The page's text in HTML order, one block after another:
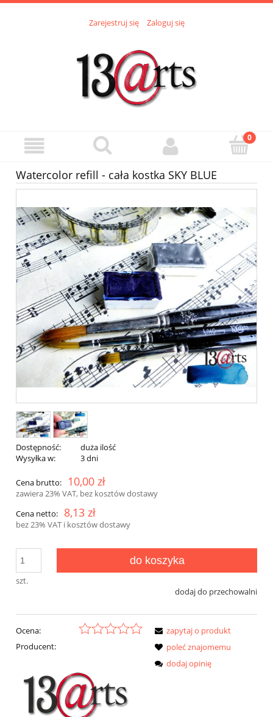
Zarejestruj się Zaloguj się
Watercolor refill - cała kostka SKY BLUE
Dostępność:
duża ilość
Wysyłka w:
3 dni
Cena brutto: 10,00 zł
zawiera 23% VAT, bez kosztów dostawy
Cena netto:
8,13 zł
bez 23% VAT i kosztów dostawy
szt.
do koszyka
dodaj do przechowalni
Ocena:
Producent:
zapytaj o produkt
poleć znajomemu
dodaj opinię